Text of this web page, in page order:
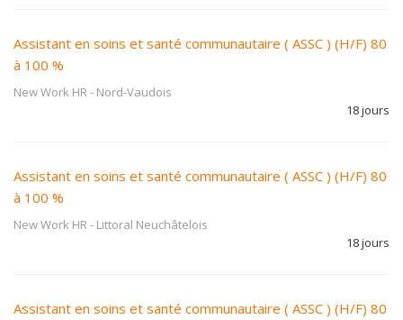
Assistant en soins et santé communautaire ( ASSC ) (H/F) 80
à 100 %
New Work HR- Nord-Vaudois
18 jours
Assistant en soins et santé communautaire ( ASSC ) (H/F) 80
à 100 %
New Work HR- Littoral Neuchâtelois
18 jours
Assistant en soins et santé communautaire ( ASSC ) (H/F) 80